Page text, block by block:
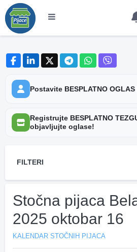
Postavite BESPLATNO
Registrujte BESPLATNO
objavljujte oglase!
FILTERI
Stočna pijaca
2025 oktobar 16
KALENDAR STOČNIH PIJACA